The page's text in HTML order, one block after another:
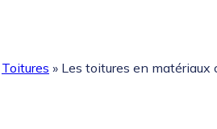
Toitures » Les toitures en matériaux